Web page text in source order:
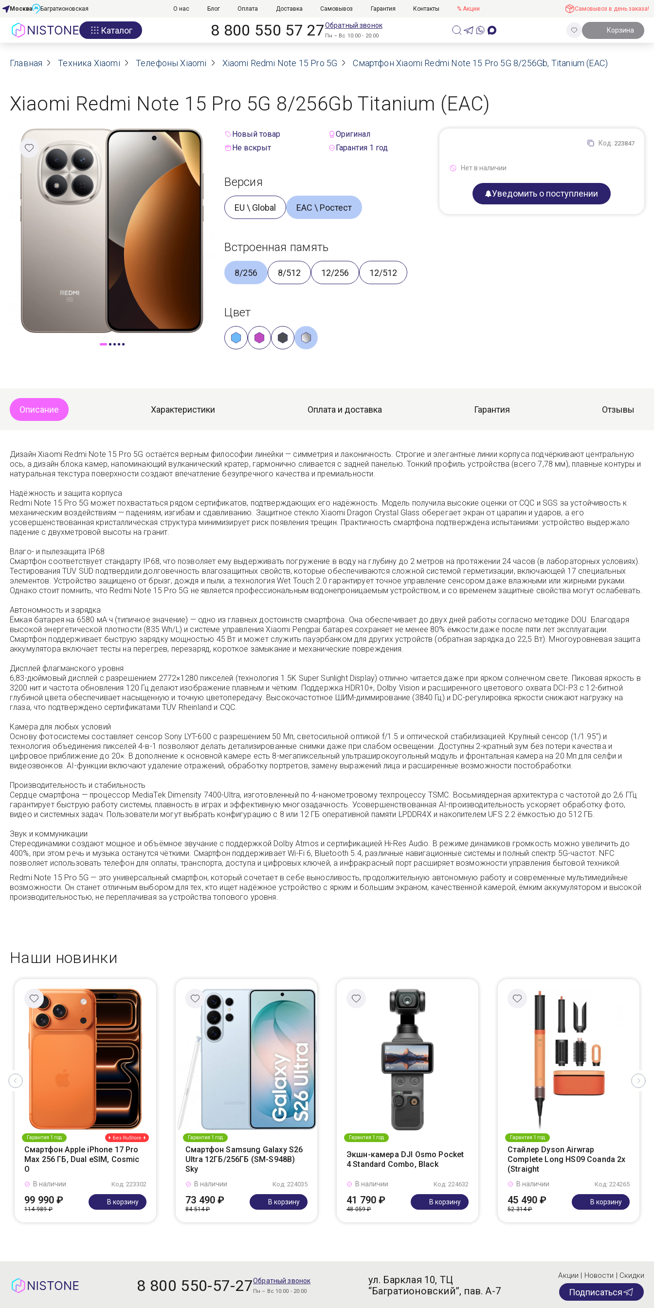
Акции
О нас
Реквизиты
Контакты
Гарантия
Trade-In
Москва Багратионовская О нас Блог Оплата Доставка Самовывоз Гарантия Контакты % Акции Самовывоз в день заказа!
Каталог 8 800 550 57 27Обратный звонок
Пн – Вс 10:00 - 20:00
Корзина
Главная Техника Xiaomi Телефоны Xiaomi Xiaomi Redmi Note 15 Pro 5G Смартфон Xiaomi Redmi Note 15 Pro 5G 8/256Gb, Titanium (EAC)
Xiaomi Redmi Note 15 Pro 5G 8/256Gb Titanium (EAC)
Новый товар
Оригинал
Не вскрыт
Гарантия 1 год
Версия
EU \ Global ЕАС \ Ростест
Встроенная память
8/256 8/512 12/256 12/512
Цвет
Код: 223847
Нет в наличии
Уведомить о поступлении
Описание Характеристики Оплата и доставка Гарантия Отзывы
Дизайн Xiaomi Redmi Note 15 Pro 5G остаётся верным философии линейки — симметрия и лаконичность. Строгие и элегантные линии корпуса подчёркивают центральную
ось, а дизайн блока камер, напоминающий вулканический кратер, гармонично сливается с задней панелью. Тонкий профиль устройства (всего 7,78 мм), плавные контуры и
натуральная текстура поверхности создают впечатление безупречного качества и премиальности.
Надёжность и защита корпуса
Redmi Note 15 Pro 5G может похвастаться рядом сертификатов, подтверждающих его надёжность. Модель получила высокие оценки от CQC и SGS за устойчивость к
механическим воздействиям — падениям, изгибам и сдавливанию. Защитное стекло Xiaomi Dragon Crystal Glass оберегает экран от царапин и ударов, а его
усовершенствованная кристаллическая структура минимизирует риск появления трещин. Практичность смартфона подтверждена испытаниями: устройство выдержало
падение с двухметровой высоты на гранит.
Влаго- и пылезащита IP68
Смартфон соответствует стандарту IP68, что позволяет ему выдерживать погружение в воду на глубину до 2 метров на протяжении 24 часов (в лабораторных условиях).
Тестирования TÜV SÜD подтвердили долговечность влагозащитных свойств, которые обеспечиваются сложной системой герметизации, включающей 17 специальных
элементов. Устройство защищено от брызг, дождя и пыли, а технология Wet Touch 2.0 гарантирует точное управление сенсором даже влажными или жирными руками.
Однако стоит помнить, что Redmi Note 15 Pro 5G не является профессиональным водонепроницаемым устройством, и со временем защитные свойства могут ослабевать.
Автономность и зарядка
Ёмкая батарея на 6580 мА·ч (типичное значение) — одно из главных достоинств смартфона. Она обеспечивает до двух дней работы согласно методике DOU. Благодаря
высокой энергетической плотности (835 Wh/L) и системе управления Xiaomi Pengpai батарея сохраняет не менее 80% ёмкости даже после пяти лет эксплуатации.
Смартфон поддерживает быструю зарядку мощностью 45 Вт и может служить пауэрбанком для других устройств (обратная зарядка до 22,5 Вт). Многоуровневая защита
аккумулятора включает тесты на перегрев, перезаряд, короткое замыкание и механические повреждения.
Дисплей флагманского уровня
6,83-дюймовый дисплей с разрешением 2772×1280 пикселей (технология 1.5K Super Sunlight Display) отлично читается даже при ярком солнечном свете. Пиковая яркость в
3200 нит и частота обновления 120 Гц делают изображение плавным и чётким. Поддержка HDR10+, Dolby Vision и расширенного цветового охвата DCI-P3 с 12-битной
глубиной цвета обеспечивает насыщенную и точную цветопередачу. Высокочастотное ШИМ-диммирование (3840 Гц) и DC-регулировка яркости снижают нагрузку на
глаза, что подтверждено сертификатами TÜV Rheinland и CQC.
Камера для любых условий
Основу фотосистемы составляет сенсор Sony LYT-600 с разрешением 50 Мп, светосильной оптикой f/1.5 и оптической стабилизацией. Крупный сенсор (1/1.95″) и
технология объединения пикселей 4-в-1 позволяют делать детализированные снимки даже при слабом освещении. Доступны 2-кратный зум без потери качества и
цифровое приближение до 20×. В дополнение к основной камере есть 8-мегапиксельный ультраширокоугольный модуль и фронтальная камера на 20 Мп для селфи и
видеозвонков. AI-функции включают удаление отражений, обработку портретов, замену выражений лица и расширенные возможности постобработки.
Производительность и стабильность
Сердце смартфона — процессор MediaTek Dimensity 7400-Ultra, изготовленный по 4-нанометровому техпроцессу TSMC. Восьмиядерная архитектура с частотой до 2,6 ГГц
гарантирует быструю работу системы, плавность в играх и эффективную многозадачность. Усовершенствованная AI-производительность ускоряет обработку фото,
видео и системных задач. Пользователи могут выбрать конфигурацию с 8 или 12 ГБ оперативной памяти LPDDR4X и накопителем UFS 2.2 ёмкостью до 512 ГБ.
Звук и коммуникации
Стереодинамики создают мощное и объёмное звучание с поддержкой Dolby Atmos и сертификацией Hi-Res Audio. В режиме динамиков громкость можно увеличить до
400%, при этом речь и музыка останутся чёткими. Смартфон поддерживает Wi-Fi 6, Bluetooth 5.4, различные навигационные системы и полный спектр 5G-частот. NFC
позволяет использовать телефон для оплаты, транспорта, доступа и цифровых ключей, а инфракрасный порт расширяет возможности управления бытовой техникой.
Redmi Note 15 Pro 5G — это универсальный смартфон, который сочетает в себе выносливость, продолжительную автономную работу и современные мультимедийные
возможности. Он станет отличным выбором для тех, кто ищет надёжное устройство с ярким и большим экраном, качественной камерой, ёмким аккумулятором и высокой
производительностью, не переплачивая за устройства топового уровня.
Наши новинки
Гарантия 1 год
Смартфон Apple iPhone 17 Pro
Max 256 ГБ, Dual eSIM, Cosmic
O
Код: 223302
В наличии
99 990 ₽
114 989 ₽
В корзину
Гарантия 1 год
Смартфон Samsung Galaxy S26
Ultra 12ГБ/256ГБ (SM-S948B)
Sky
Код: 224035
В наличии
73 490 ₽
84 514 ₽
В корзину
Гарантия 1 год
Экшн-камера DJI Osmo Pocket
4 Standard Combo, Black
Код: 224632
В наличии
41 790 ₽
48 059 ₽
В корзину
Гарантия 1 год
Стайлер Dyson Airwrap
Complete Long HS09 Coanda 2x
(Straight
Код: 224265
В наличии
45 490 ₽
52 314 ₽
В корзину
8 800 550-57-27Обратный звонок
Пн – Вс 10:00 - 20:00
ул. Барклая 10, ТЦ
“Багратионовский”, пав. А-7
Акции | Новости | Скидки
Подписаться